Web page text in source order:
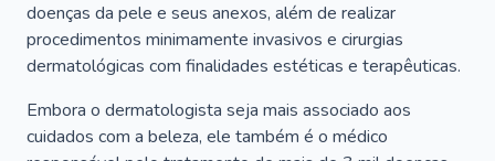
doenças da pele e seus anexos, além de realizar
procedimentos minimamente invasivos e cirurgias
dermatológicas com finalidades estéticas e terapêuticas.
Embora o dermatologista seja mais associado aos
cuidados com a beleza, ele também é o médico